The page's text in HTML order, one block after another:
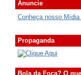
Anuncie
Conheça nosso
Propaganda
Bola da Foca? O